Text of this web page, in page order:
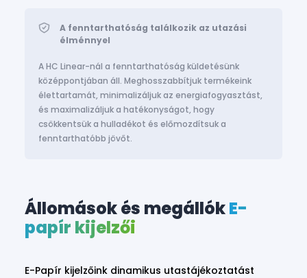
A fenntarthatóság találkozik az utazási
élménnyel
A HC Linear-nál a fenntarthatóság küldetésünk
középpontjában áll. Meghosszabbítjuk termékeink
élettartamát, minimalizáljuk az energiafogyasztást,
és maximalizáljuk a hatékonyságot, hogy
csökkentsük a hulladékot és előmozdítsuk a
fenntarthatóbb jövőt.
Állomások és megállókE-
papír kijelzői
E-Papír kijelzőink dinamikus utastájékoztatást